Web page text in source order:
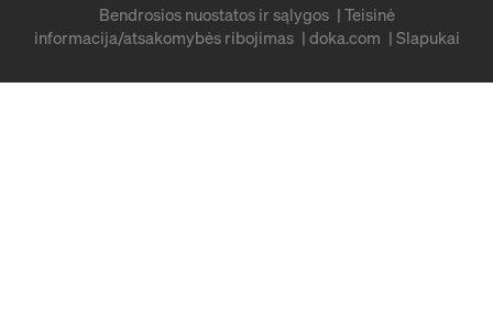
Bendrosios nuostatos ir sąlygos
Teisinė
informacija/atsakomybės ribojimas
doka.com Slapukai